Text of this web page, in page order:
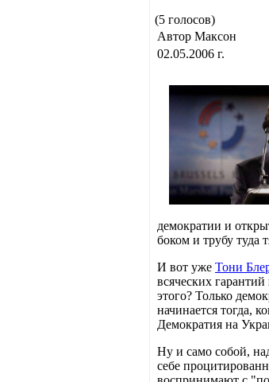
(5 голосов)
Автор Максон
02.05.2006 г.
демократии и
боком и трубу туда
И вот уже Тони
всяческих
этого? Только
начинается тогда,
Демократия на
Ну и само собой,
себе